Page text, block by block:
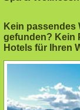
Kein passendes
gefunden? Kein
Hotels für Ihren